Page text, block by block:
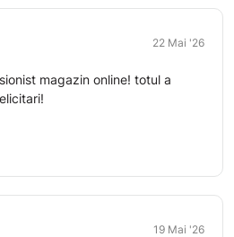
22 Mai '26
magazin online! totul a
19 Mai '26